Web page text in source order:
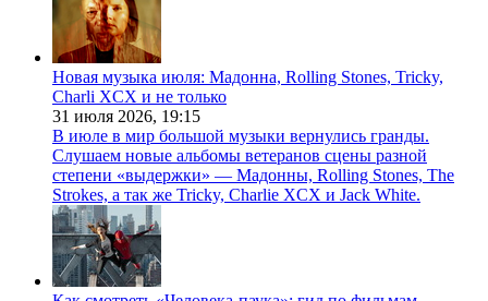
Новая музыка июля: Мадонна, Rolling Stones, Tricky,
Charli XCX и не только
31 июля 2026, 19:15
В июле в мир большой музыки вернулись гранды.
Слушаем новые альбомы ветеранов сцены разной
степени «выдержки» — Мадонны, Rolling Stones, The
Strokes, а так же Tricky, Charlie XCX и Jack White.